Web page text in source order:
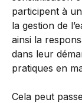
participent à
la gestion de
ainsi la
dans leur
pratiques en
Cela peut